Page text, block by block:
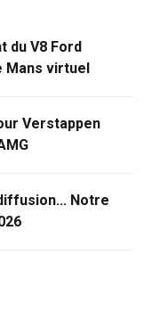
du V8 Ford
Mans virtuel
Verstappen
Notre